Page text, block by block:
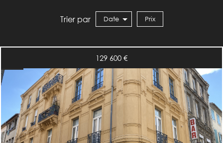
Vente Immobilier Professionnel
RECHERCHER
Trier par Date Prix
129 600 €